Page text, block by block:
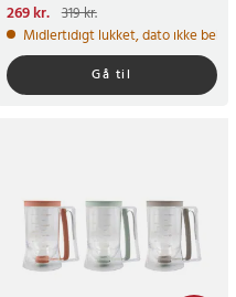
Nuværende pris
269 kr.Tidligere pris :319 kr.
269 kr. 319 kr.
Midlertidigt lukket, dato ikke
Gå til